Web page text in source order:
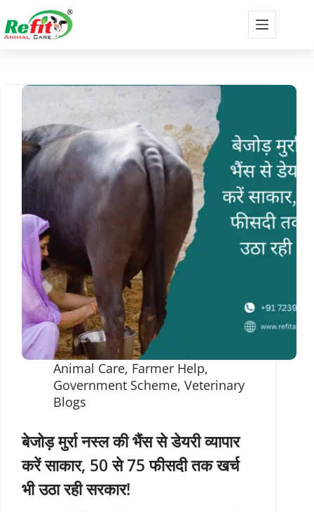
Animal Care, Farmer Help,
Government Scheme, Veterinary
Blogs
बेजोड़ मुर्रा नस्ल की भैंस से डेयरी व्यापार
करें साकार, 50 से 75 फीसदी तक खर्च
भी उठा रही सरकार!